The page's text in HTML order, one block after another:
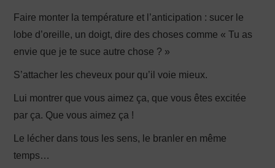
Faire monter la température et l’anticipation : sucer le
lobe d’oreille, un doigt, dire des choses comme « Tu as
envie que je te suce autre chose ? »
S’attacher les cheveux pour qu’il voie mieux.
Lui montrer que vous aimez ça, que vous êtes excitée
par ça. Que vous aimez ça !
Le lécher dans tous les sens, le branler en même
temps…